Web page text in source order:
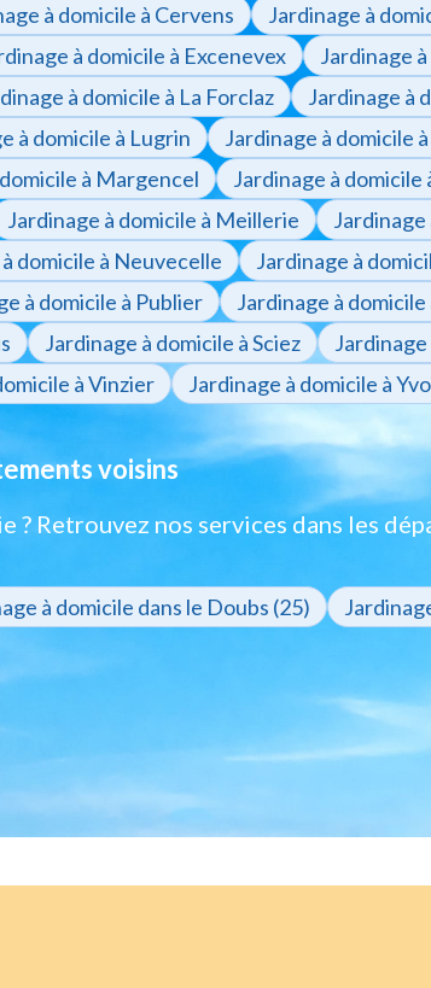
à domicile à Cervens
Jardinage à
à domicile à Excenevex Jardinage
à domicile à La Forclaz
Jardinage à
à domicile à Lugrin Jardinage à domicile
à Margencel Jardinage à domicile
Jardinage à domicile à Meillerie
domicile à Neuvecelle Jardinage à
à domicile à Publier Jardinage à
Jardinage à domicile à Sciez
à Vinzier Jardinage à domicile à
voisins
? Retrouvez nos services dans les
à domicile dans le Doubs (25)